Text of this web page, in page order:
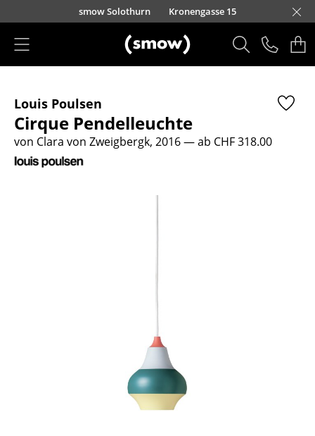
Direkt zum Inhaltsmow Solothurn Kronengasse 15
Sitzmöbel
Esszimmerstühle
Sofas
Louis Poulsen
Cirque Pendelleuchte
von Clara von Zweigbergk, 2016— ab CHF 318.00